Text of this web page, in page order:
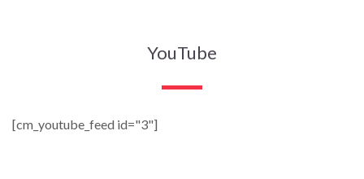
YouTube
[cm_youtube_feed id="3"]